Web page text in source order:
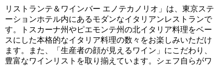
リストランテ＆ワインバー エノテカノリオ」は、東京ステ
ーションホテル内にあるモダンなイタリアンレストランで
す。トスカーナ州やピエモンテ州の北イタリア料理をベー
スにした本格的なイタリア料理の数々をお楽しみいただけ
ます。また、「生産者の顔が見えるワイン」にこだわり、
豊富なワインリストを取り揃えています。シェフ自らがワ